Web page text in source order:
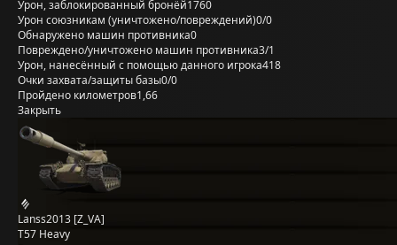
Урон, заблокированный бронёй1760
Урон союзникам (уничтожено/повреждений)0/0
Обнаружено машин противника0
Повреждено/уничтожено машин противника3/1
Урон, нанесённый с помощью данного игрока418
Очки захвата/защиты базы0/0
Пройдено километров1,66
Закрыть
Lanss2013 [Z_VA]
T57 Heavy